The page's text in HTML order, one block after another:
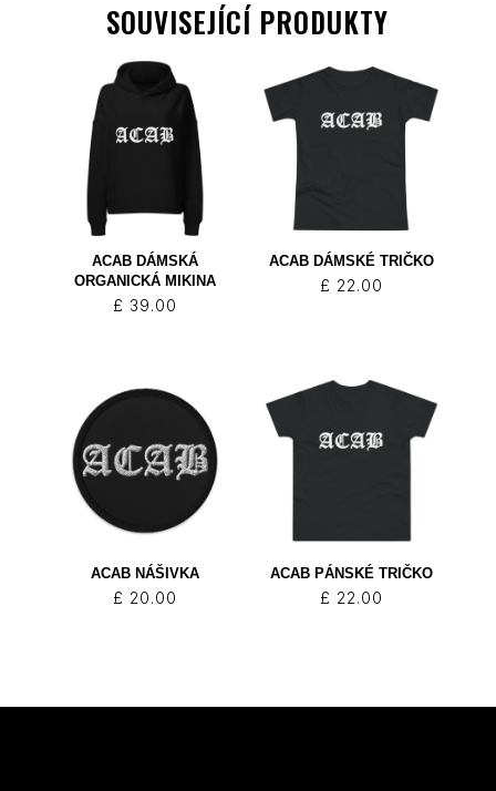
SOUVISEJÍCÍ PRODUKTY
ACAB DÁMSKÁ
ORGANICKÁ MIKINA
£ 39.00
ACAB DÁMSKÉ TRIČKO
£ 22.00
ACAB NÁŠIVKA
£ 20.00
ACAB PÁNSKÉ TRIČKO
£ 22.00